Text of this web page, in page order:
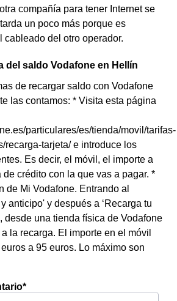
compañía para tener Internet se
un poco más porque es
cableado del otro operador.
del saldo Vodafone en Hellín
de recargar saldo con Vodafone
las contamos: * Visita esta página
particulares/es/tienda/movil/tarifas-
recarga-tarjeta/ e introduce los
Es decir, el móvil, el importe a
de crédito con la que vas a pagar. *
de Mi Vodafone. Entrando al
anticipo' y después a ‘Recarga tu
desde una tienda física de Vodafone
la recarga. El importe en el móvil
a 95 euros. Lo máximo son